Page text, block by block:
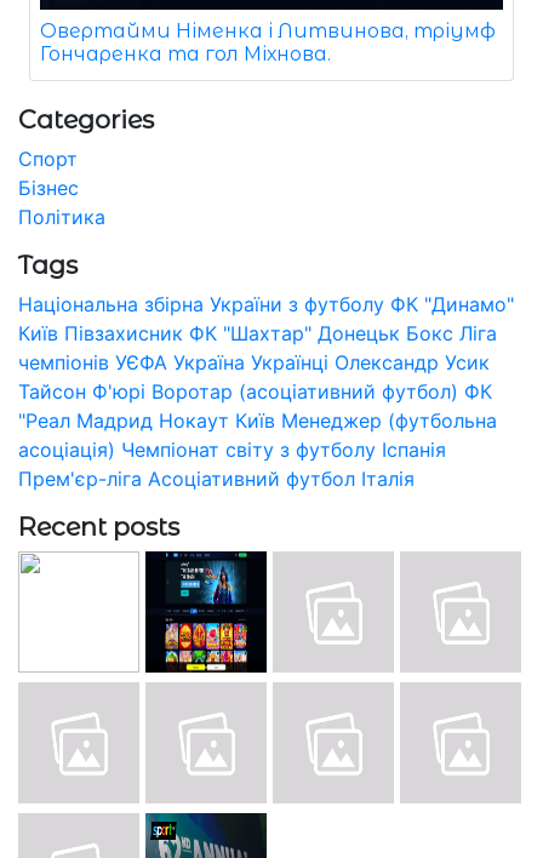
Овертайми Німенка і Литвинова, тріумф
Гончаренка та гол Міхнова.
Categories
Спорт
Бізнес
Політика
Tags
Національна збірна України з футболу ФК "Динамо"
Київ Півзахисник ФК "Шахтар" Донецьк Бокс Ліга
чемпіонів УЄФА Україна Українці Олександр Усик
Тайсон Ф'юрі Воротар (асоціативний футбол) ФК
"Реал Мадрид Нокаут Київ Менеджер (футбольна
асоціація) Чемпіонат світу з футболу Іспанія
Прем'єр-ліга Асоціативний футбол Італія
Recent posts